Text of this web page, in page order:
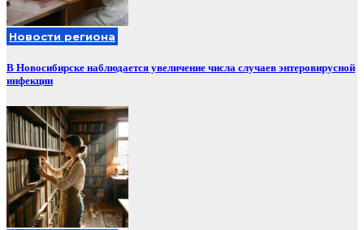
Новости региона
В Новосибирске наблюдается увеличение числа случаев энтеровирусной
инфекции